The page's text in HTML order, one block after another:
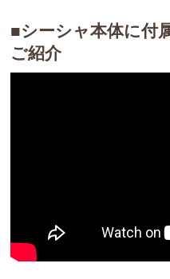
■シーシャ本体に付
ご紹介